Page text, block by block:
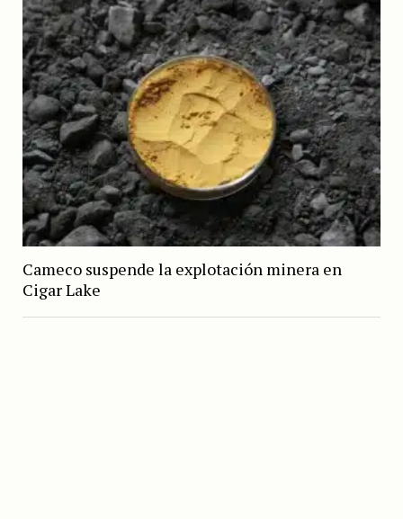
Cameco suspende la explotación minera en
Cigar Lake